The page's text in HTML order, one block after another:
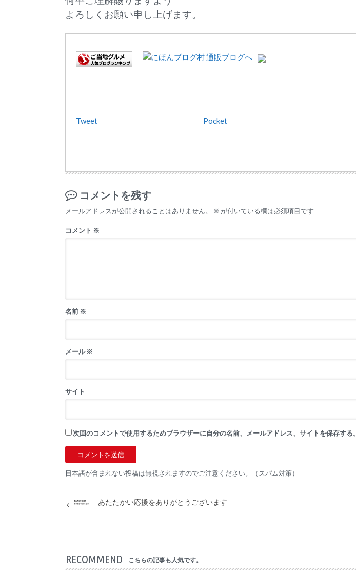
よろしくお願い申し上げます。
Tweet Pocket
コメントを残す
メールアドレスが公開されることはありません。 ※ が付いている欄は必須項目です
コメント ※
名前 ※
メール※
サイト
次回のコメントで使用するためブラウザーに自分の名前、メールアドレス、サイトを保存する。
日本語が含まれない投稿は無視されますのでご注意ください。（スパム対策）
あたたかい応援をありがとうございます
RECOMMEND こちらの記事も人気です。